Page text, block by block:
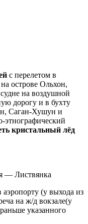
с перелетом в
острове Ольхон,
на воздушной
дорогу и в бухту
Саган-Хушун и
этнографический
кристальный лёд
— Листвянка
аэропорту (у выхода из
на ж/д вокзале(у
указанного